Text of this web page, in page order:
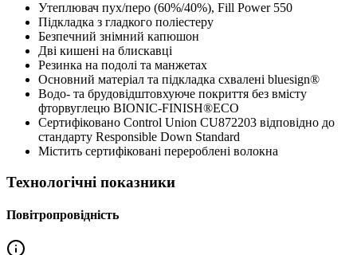
Утеплювач пух/перо (60%/40%), Fill Power 550
Підкладка з гладкого поліестеру
Безпечний знімний капюшон
Дві кишені на блискавці
Резинка на подолі та манжетах
Основний матеріал та підкладка схвалені bluesign®
Водо- та брудовідштовхуюче покриття без вмісту
фторвуглецю BIONIC-FINISH®ECO
Сертифіковано Control Union CU872203 відповідно до
стандарту Responsible Down Standard
Містить сертифіковані перероблені волокна
Технологічні показники
Повітропровідність